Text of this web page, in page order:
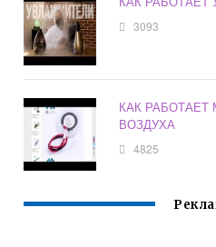
3093
КАК
ВОЗДУХА
4825